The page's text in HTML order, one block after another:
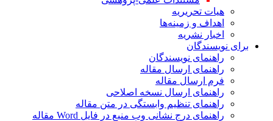
هیات تحریریه
اهداف و زمینه‌ها
اخبار نشریه
برای نویسندگان
راهنمای نویسندگان
راهنمای ارسال مقاله
فرم ارسال مقاله
راهنمای ارسال نسخه اصلاحی
راهنمای تنظیم وابستگی در متن مقاله
راهنمای درج نشانی وب منبع در فایل Word مقاله